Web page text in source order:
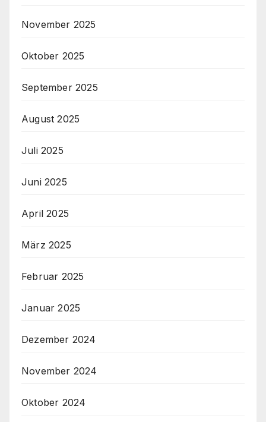
November 2025
Oktober 2025
September 2025
August 2025
Juli 2025
Juni 2025
April 2025
März 2025
Februar 2025
Januar 2025
Dezember 2024
November 2024
Oktober 2024